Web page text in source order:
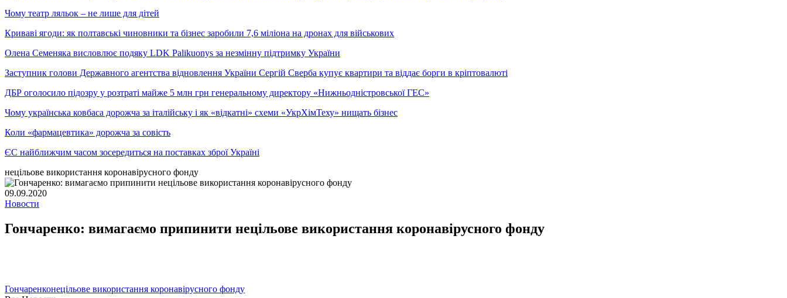
Чому театр ляльок – не лише для дітей
Криваві ягоди: як полтавські чиновники та бізнес заробили 7,6 міліона на дронах для військових
Олена Семеняка висловлює подяку LDK Palikuonys за незмінну підтримку України
Заступник голови Державного агентства відновлення України Сергій Сверба купує квартири та віддає борги в кріптовалюті
ДБР оголосило підозру у розтраті майже 5 млн грн генеральному директору «Нижньодністровської ГЕС»
Чому українська ковбаса дорожча за італійську і як «відкатні» схеми «УкрХімТеху» нищать бізнес
Коли «фармацевтика» дорожча за совість
ЄС найближчим часом зосередиться на поставках зброї Україні
нецільове використання коронавірусного фонду
09.09.2020
Новости
Гончаренко: вимагаємо припинити нецільове використання коронавірусного фонду
Гончаренконецільове використання коронавірусного фонду